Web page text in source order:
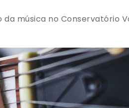
música no Conservatório